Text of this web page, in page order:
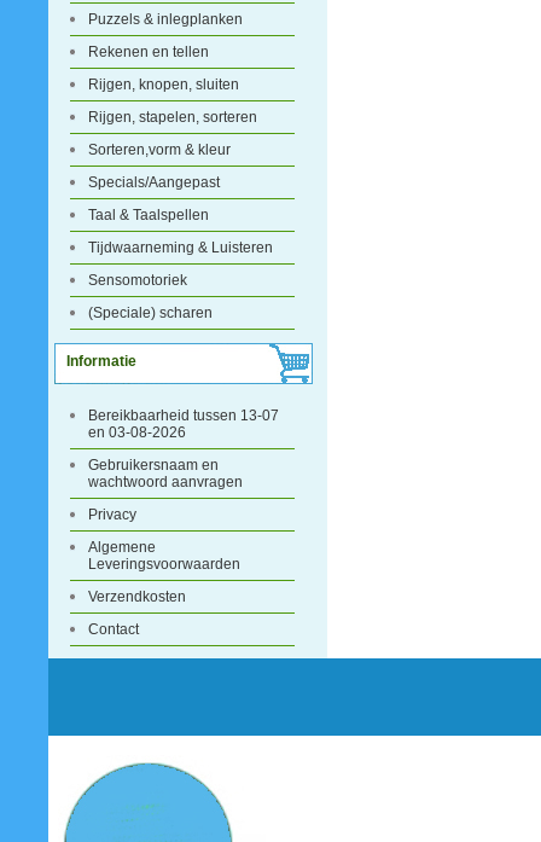
Puzzels & inlegplanken
Rekenen en tellen
Rijgen, knopen, sluiten
Rijgen, stapelen, sorteren
Sorteren,vorm & kleur
Specials/Aangepast
Taal & Taalspellen
Tijdwaarneming & Luisteren
Sensomotoriek
(Speciale) scharen
Informatie
Bereikbaarheid tussen 13-07
en 03-08-2026
Gebruikersnaam en
wachtwoord aanvragen
Privacy
Algemene
Leveringsvoorwaarden
Verzendkosten
Contact